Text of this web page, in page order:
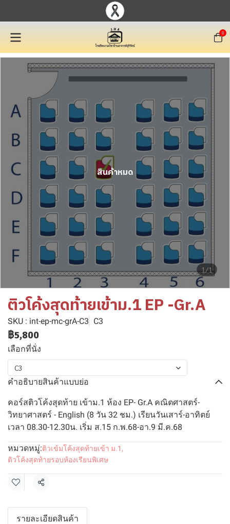
0
1/1
สินค้าหมด
ติวโค้งสุดท้ายเข้าม.1 EP -Gr.A
SKU : int-ep-mc-grA-C3 C3
฿5,800
เลือกที่นั่ง
C3
คำอธิบายสินค้าแบบย่อ
คอร์สติวโค้งสุดท้าย เข้าม.1 ห้อง EP- Gr.A คณิตศาสตร์-
วิทยาศาสตร์ - English (8 วัน 32 ชม.) เรียนวันเสาร์-อาทิตย์
เวลา 08.30-12.30น. เริ่ม ส.15 ก.พ.68-อา.9 มี.ค.68
หมวดหมู่:ติวเข้มโค้งสุดท้ายเข้า ม.1 ,
ติวโค้งสุดท้ายรอบห้องเรียนพิเศษ
แชร์
รายละเอียดสินค้า